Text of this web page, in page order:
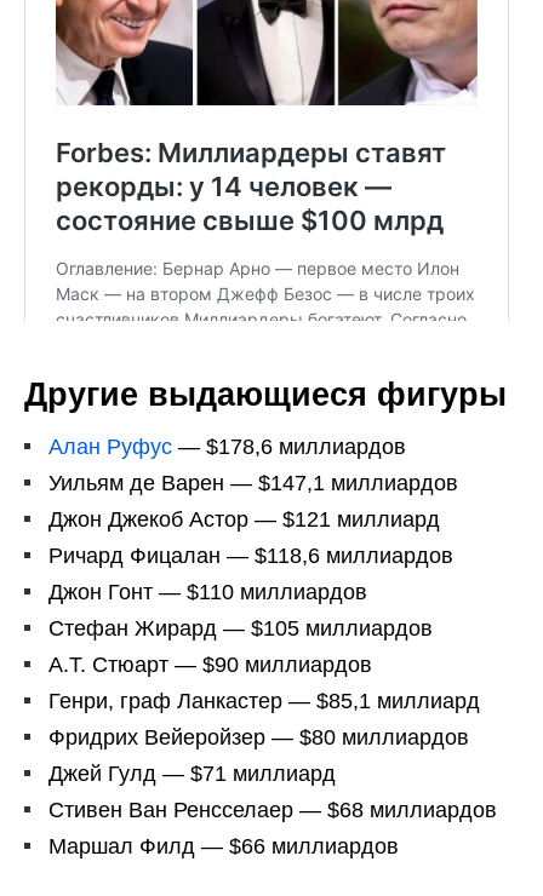
Другие выдающиеся фигуры
Алан Руфус — $178,6 миллиардов
Уильям де Варен — $147,1 миллиардов
Джон Джекоб Астор — $121 миллиард
Ричард Фицалан — $118,6 миллиардов
Джон Гонт — $110 миллиардов
Стефан Жирард — $105 миллиардов
A.T. Стюарт — $90 миллиардов
Генри, граф Ланкастер — $85,1 миллиард
Фридрих Вейеройзер — $80 миллиардов
Джей Гулд — $71 миллиард
Стивен Ван Ренсселаер — $68 миллиардов
Маршал Филд — $66 миллиардов